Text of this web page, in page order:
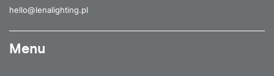
hello@lenalighting.pl
Menu